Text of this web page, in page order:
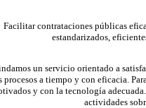
Facilitar contrataciones públicas
estandarizados,
un servicio orientado a
procesos a tiempo y con eficacia.
y con la tecnología
actividades